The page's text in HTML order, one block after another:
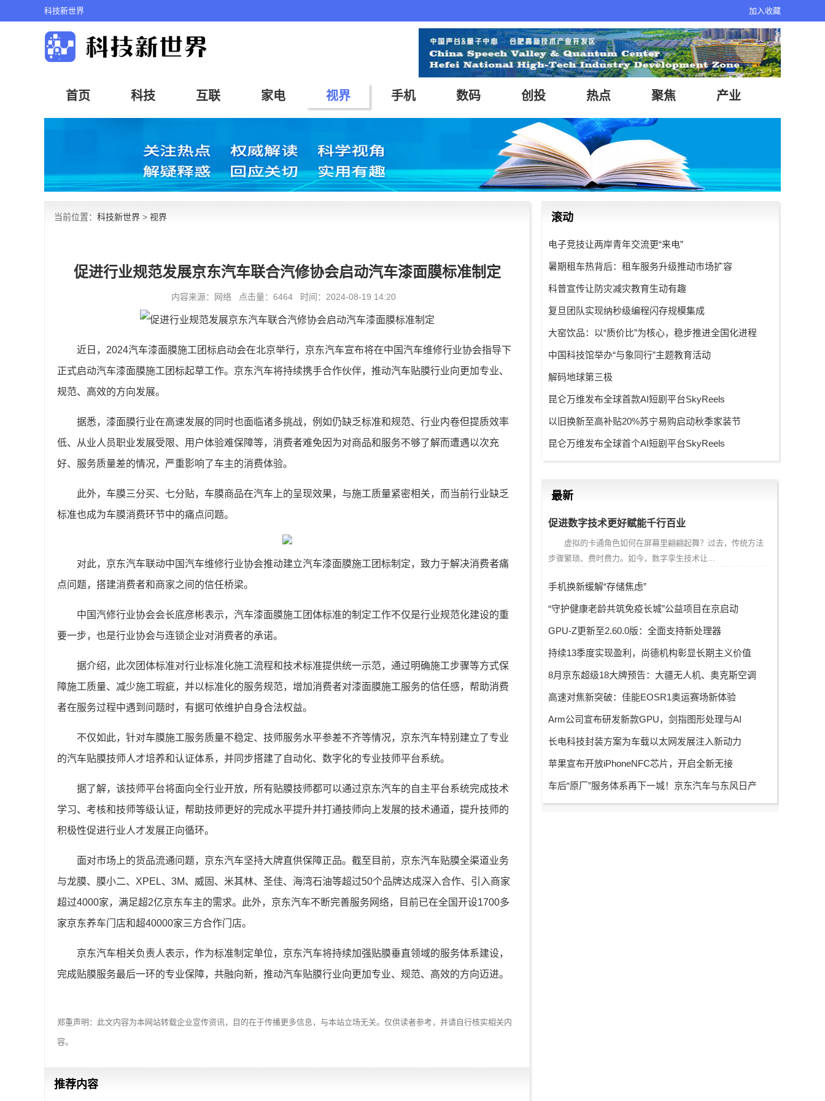
科技新世界 加入收藏
首页 科技 互联 家电 视界 手机 数码 创投 热点 聚焦 产业
当前位置： 科技新世界 > 视界
促进行业规范发展京东汽车联合汽修协会启动汽车漆面膜标准制定
内容来源：网络 点击量：6464 时间：2024-08-19 14:20
近日，2024汽车漆面膜施工团标启动会在北京举行，京东汽车宣布将在中国汽车维修行业协会指导下
正式启动汽车漆面膜施工团标起草工作。京东汽车将持续携手合作伙伴，推动汽车贴膜行业向更加专业、
规范、高效的方向发展。
据悉，漆面膜行业在高速发展的同时也面临诸多挑战，例如仍缺乏标准和规范、行业内卷但提质效率
低、从业人员职业发展受限、用户体验难保障等，消费者难免因为对商品和服务不够了解而遭遇以次充
好、服务质量差的情况，严重影响了车主的消费体验。
此外，车膜三分买、七分贴，车膜商品在汽车上的呈现效果，与施工质量紧密相关，而当前行业缺乏
标准也成为车膜消费环节中的痛点问题。
对此，京东汽车联动中国汽车维修行业协会推动建立汽车漆面膜施工团标制定，致力于解决消费者痛
点问题，搭建消费者和商家之间的信任桥梁。
中国汽修行业协会会长底彦彬表示，汽车漆面膜施工团体标准的制定工作不仅是行业规范化建设的重
要一步，也是行业协会与连锁企业对消费者的承诺。
据介绍，此次团体标准对行业标准化施工流程和技术标准提供统一示范，通过明确施工步骤等方式保
障施工质量、减少施工瑕疵，并以标准化的服务规范，增加消费者对漆面膜施工服务的信任感，帮助消费
者在服务过程中遇到问题时，有据可依维护自身合法权益。
不仅如此，针对车膜施工服务质量不稳定、技师服务水平参差不齐等情况，京东汽车特别建立了专业
的汽车贴膜技师人才培养和认证体系，并同步搭建了自动化、数字化的专业技师平台系统。
据了解，该技师平台将面向全行业开放，所有贴膜技师都可以通过京东汽车的自主平台系统完成技术
学习、考核和技师等级认证，帮助技师更好的完成水平提升并打通技师向上发展的技术通道，提升技师的
积极性促进行业人才发展正向循环。
面对市场上的货品流通问题，京东汽车坚持大牌直供保障正品。截至目前，京东汽车贴膜全渠道业务
与龙膜、膜小二、XPEL、3M、威固、米其林、圣佳、海湾石油等超过50个品牌达成深入合作、引入商家
超过4000家，满足超2亿京东车主的需求。此外，京东汽车不断完善服务网络，目前已在全国开设1700多
家京东养车门店和超40000家三方合作门店。
京东汽车相关负责人表示，作为标准制定单位，京东汽车将持续加强贴膜垂直领域的服务体系建设，
完成贴膜服务最后一环的专业保障，共融向新，推动汽车贴膜行业向更加专业、规范、高效的方向迈进。
郑重声明：此文内容为本网站转载企业宣传资讯，目的在于传播更多信息，与本站立场无关。仅供读者参考，并请自行核实相关内
容。
推荐内容
滚动
电子竞技让两岸青年交流更“来电”
暑期租车热背后：租车服务升级推动市场扩容
科普宣传让防灾减灾教育生动有趣
复旦团队实现纳秒级编程闪存规模集成
大窑饮品：以“质价比”为核心，稳步推进全国化进程
中国科技馆举办“与象同行”主题教育活动
解码地球第三极
昆仑万维发布全球首款AI短剧平台SkyReels
以旧换新至高补贴20%苏宁易购启动秋季家装节
昆仑万维发布全球首个AI短剧平台SkyReels
最新
促进数字技术更好赋能千行百业
虚拟的卡通角色如何在屏幕里翩翩起舞？过去，传统方法
步骤繁琐、费时费力。如今，数字孪生技术让...
手机换新缓解“存储焦虑”
“守护健康老龄共筑免疫长城”公益项目在京启动
GPU-Z更新至2.60.0版：全面支持新处理器
持续13季度实现盈利，尚德机构彰显长期主义价值
8月京东超级18大牌预告：大疆无人机、奥克斯空调
高速对焦新突破：佳能EOSR1奥运赛场新体验
Arm公司宣布研发新款GPU，剑指图形处理与AI
长电科技封装方案为车载以太网发展注入新动力
苹果宣布开放iPhoneNFC芯片，开启全新无接
车后“原厂”服务体系再下一城！京东汽车与东风日产